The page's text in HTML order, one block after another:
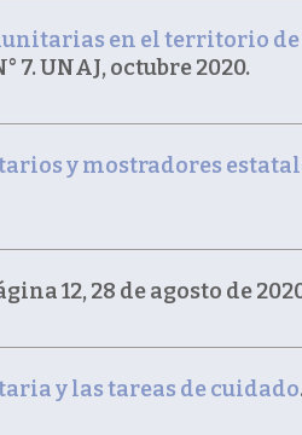
en el territorio
7. UNAJ, octubre 2020.
y mostradores
12, 28 de agosto de
y las tareas de cuidado